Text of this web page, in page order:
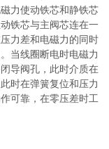
力使动铁芯和静铁芯
铁芯与主阀芯连在一
力差和电磁力的同时
当线圈断电时电磁力
导阀孔，此时介质在
时在弹簧复位和压力
可靠，在零压差时工